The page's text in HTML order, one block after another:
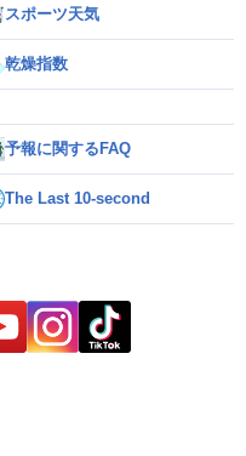
スポーツ天気
乾燥指数
予報に関するFAQ
The Last 10-second